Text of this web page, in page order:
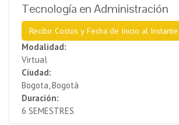
Tecnología en Administración
Recibir Costos y Fecha de Inicio al Instante
Modalidad:
Virtual
Ciudad:
Bogota, Bogotá
Duración:
6 SEMESTRES